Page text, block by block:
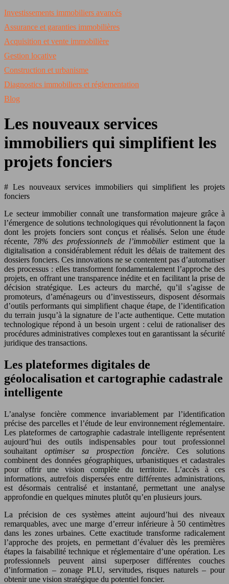
Investissements immobiliers avancés
Assurance et garanties immobilières
Acquisition et vente immobilière
Gestion locative
Construction et urbanisme
Diagnostics immobiliers et réglementation
Blog
Les nouveaux services
immobiliers qui simplifient les
projets fonciers
# Les nouveaux services immobiliers qui simplifient les projets
fonciers
Le secteur immobilier connaît une transformation majeure grâce à
l’émergence de solutions technologiques qui révolutionnent la façon
dont les projets fonciers sont conçus et réalisés. Selon une étude
récente, 78% des professionnels de l’immobilierestiment que la
digitalisation a considérablement réduit les délais de traitement des
dossiers fonciers. Ces innovations ne se contentent pas d’automatiser
des processus : elles transforment fondamentalement l’approche des
projets, en offrant une transparence inédite et en facilitant la prise de
décision stratégique. Les acteurs du marché, qu’il s’agisse de
promoteurs, d’aménageurs ou d’investisseurs, disposent désormais
d’outils performants qui simplifient chaque étape, de l’identification
du terrain jusqu’à la signature de l’acte authentique. Cette mutation
technologique répond à un besoin urgent : celui de rationaliser des
procédures administratives complexes tout en garantissant la sécurité
juridique des transactions.
Les plateformes digitales de
géolocalisation et cartographie cadastrale
intelligente
L’analyse foncière commence invariablement par l’identification
précise des parcelles et l’étude de leur environnement réglementaire.
Les plateformes de cartographie cadastrale intelligente représentent
aujourd’hui des outils indispensables pour tout professionnel
souhaitant optimiser sa prospection foncière. Ces solutions
combinent des données géographiques, urbanistiques et cadastrales
pour offrir une vision complète du territoire. L’accès à ces
informations, autrefois dispersées entre différentes administrations,
est désormais centralisé et instantané, permettant une analyse
approfondie en quelques minutes plutôt qu’en plusieurs jours.
La précision de ces systèmes atteint aujourd’hui des niveaux
remarquables, avec une marge d’erreur inférieure à 50 centimètres
dans les zones urbaines. Cette exactitude transforme radicalement
l’approche des projets, en permettant d’évaluer dès les premières
étapes la faisabilité technique et réglementaire d’une opération. Les
professionnels peuvent ainsi superposer différentes couches
d’information – zonage PLU, servitudes, risques naturels – pour
obtenir une vision stratégique du potentiel foncier.